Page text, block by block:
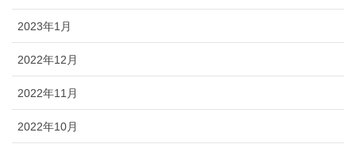
2023年1月
2022年12月
2022年11月
2022年10月